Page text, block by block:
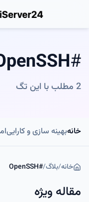
#
2 مطلب با این تگ
خانهبهینه سازی و کارایی
خانه/بلاگ/
#
OpenSSH
مقاله ویژه